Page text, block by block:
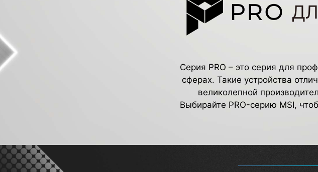
Серия PRO – это серия для
сферах. Такие устройства
великолепной
Выбирайте PRO-серию MSI,